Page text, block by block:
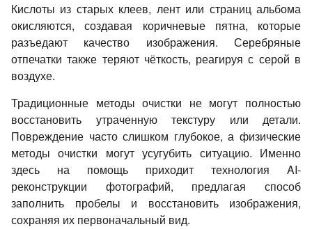
Кислоты из старых клеев, лент или страниц альбома
окисляются, создавая коричневые пятна, которые
разъедают качество изображения. Серебряные
отпечатки также теряют чёткость, реагируя с серой в
воздухе.
Традиционные методы очистки не могут полностью
восстановить утраченную текстуру или детали.
Повреждение часто слишком глубокое, а физические
методы очистки могут усугубить ситуацию. Именно
здесь на помощь приходит технология AI-
реконструкции фотографий, предлагая способ
заполнить пробелы и восстановить изображения,
сохраняя их первоначальный вид.